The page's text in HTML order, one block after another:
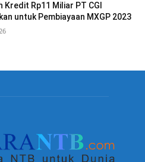
Kredit Rp11 Miliar PT CGI
untuk Pembiayaan MXGP 2023